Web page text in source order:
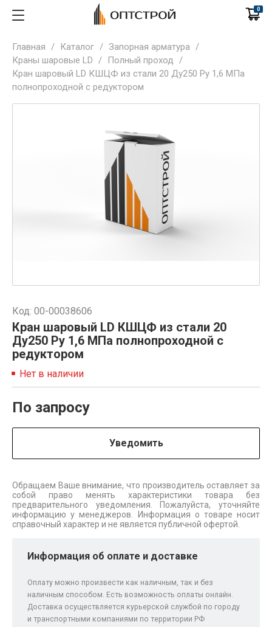
0
Главная / Каталог / Запорная арматура /
Краны шаровые LD / Полный проход /
Кран шаровый LD КШЦФ из стали 20 Ду250 Ру 1,6 МПа
полнопроходной с редуктором
Код: 00-00038606
Кран шаровый LD КШЦФ из стали 20
Ду250 Ру 1,6 МПа полнопроходной с
редуктором
Нет в наличии
По запросу
Уведомить
Обращаем Ваше внимание, что производитель оставляет за
собой право менять характеристики товара без
предварительного уведомления. Пожалуйста, уточняйте
информацию у менеджеров. Информация о товаре носит
справочный характер и не является публичной офертой.
Информация об оплате и доставке
Оплату можно произвести как наличным, так и без
наличным способом. Есть возможность оплаты онлайн.
Доставка осуществляется курьерской службой по городу
и транспортными компаниями по территории РФ